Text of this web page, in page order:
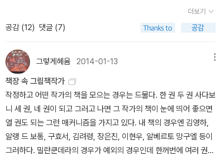
하는 주체적인 삶을 살았다는 것이다. 쳇바퀴 돌 듯 하루하루를 버티
며 살아가는 현대인들에게 두 주인공의 모습은 시사는 바가 크다. 강
에 맺힌 응어리를 풀어주는 느낌을 준다. <프레드릭>과 <필경사 바
틀비>를 읽고 나면 작가는 독자들에게 가슴한편이 썰렁해지며, 말로
는 표현 할 수 없는 공허함을 깨닫게 해준다. 작가가 던지는 질문으로
자신과의 대화를 나눠보면 어떨까? 세상은 변하고 있다. 모두가 ‘예’
라고 할 때 ‘아니요’ 라고 하는 사람들이 추앙 받는 세상이다. 현대인
들에게 삶이 퍽퍽한 것은 사실이지만, 그 삶 속에서 자신을 찾으려는
노력을 멈춰서는 안된다. 수년간 다니던 직장을 그만두고 세계일주를
떠나고, 매일같이 주말이면 가족들과 캠핑을 하러가고, 클래식을 들
란 상처를-혹은 죽음까지도-남기는 사람들에 대한 얘기를. 그 잘못이
나 실수 전과 후에도 그런 실수를 다시 하지는 않지만, 그 한 번의 실
수가 불러온 것은 치명적이었던, 그런 사람들에 대한 얘기를. 이 책 역
시 마찬가지다. 작가인 줄리언 웰즈가 자살을 했고, 그의 친한 친구와
여동생은 도대체 왜 줄리언이 자살한건지 그간 그와 했던 대화들을
돌이켜보고, 그가 썼던 책들을 다시 읽어보고, 그가 만났던 사람들을
다시 만나보고, 그가 갔던 장소에 다시 가본다. 줄리언은 언제나 공포
를 주는 사람, 잔인한 사람, 학살에 참여했던 사람들에 대한 이야기를
소설로 써냈는데, 그 중에 《쿠엥카의 고문》이란 책의 이야기는 다른
책들의 이야기보다 더 아팠다. 아래 인용문은 쿠엥카의 고문을 다시
읽은 친구 필립이 요약한 줄거리이다.사건 당일, 그리말도스는 가끔
더보기
공감 (12) 댓글 (7)
그렇게혜윰 2014-01-13
책장 속 그림책작가
작정하고 어떤 작가의 책을 모으는 경우는 드물다. 한 권 두 권 사다보
니 세 권, 네 권이 되고 그러고 나면 그 작가의 책이 눈에 띄어 좋으면
열 권도 되는 그런 매커니즘을 가지고 있다. 내 책의 경우엔 김영하,
알랭 드 보통, 구효서, 김려령, 장은진, 이현우, 알베르토 망구엘 등이
그러하다. 밀란쿤데라의 경우가 예외의 경우인데 한꺼번에 여러 권의